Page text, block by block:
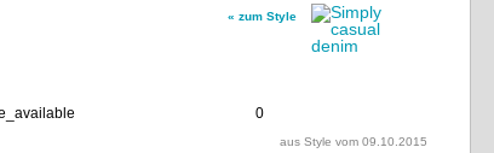
« zum Style
0
aus Style vom 09.10.2015